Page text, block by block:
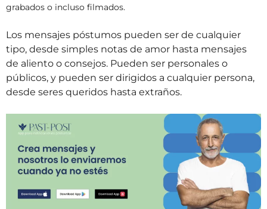
grabados o incluso filmados.
Los mensajes póstumos pueden ser de cualquier
tipo, desde simples notas de amor hasta mensajes
de aliento o consejos. Pueden ser personales o
públicos, y pueden ser dirigidos a cualquier persona,
desde seres queridos hasta extraños.